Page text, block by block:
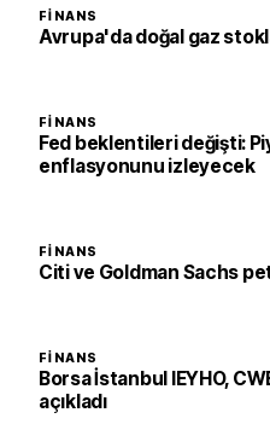
FINANS
Avrupa'da doğal gaz
FINANS
Fed beklentileri değişti:
enflasyonunu izleyecek
FINANS
Citi ve Goldman Sachs
FINANS
Borsa İstanbul IEYHO,
açıkladı